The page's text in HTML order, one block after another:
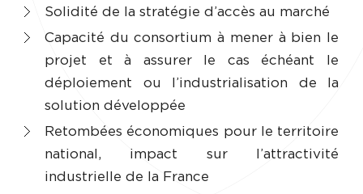
Solidité de la stratégie d’accès au marché
Capacité du consortium à mener à bien le
projet et à assurer le cas échéant le
déploiement ou l’industrialisation de la
solution développée
Retombées économiques pour le territoire
national, impact sur l’attractivité
industrielle de la France